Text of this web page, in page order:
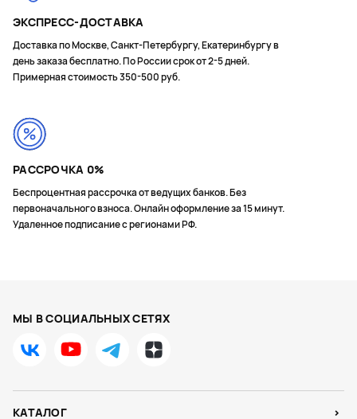
Дыхательные упражнения
Автоматическая цель
Монитор энергии Body Battery™
Отслеживание сна
Этажи подъема
Функция TrueUp™
Время восстановления в зависимости от тренировок
Тестирование стресса HRV: с совместимым
аксессуаром
Измерение пульса на запястье
ЭКСПРЕСС-ДОСТАВКА
Доставка по Москве, Санкт-Петербургу, Екатеринбургу в
день заказа бесплатно. По России срок от 2-5 дней.
Примерная стоимость 350-500 руб.
РАССРОЧКА 0%
Беспроцентная рассрочка от ведущих банков. Без
первоначального взноса. Онлайн оформление за 15 минут.
Удаленное подписание с регионами РФ.
МЫ В СОЦИАЛЬНЫХ СЕТЯХ
КАТАЛОГ